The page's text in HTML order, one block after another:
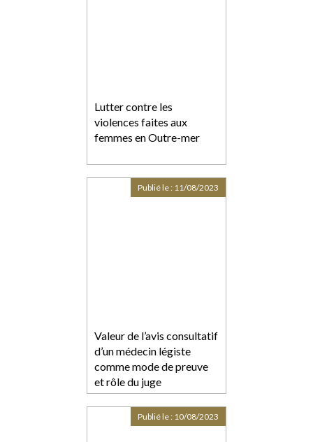
Lutter contre les
violences faites aux
femmes en Outre-mer
Valeur de l’avis consultatif
d’un médecin légiste
comme mode de preuve
et rôle du juge
Publié le : 11/08/2023
Publié le : 10/08/2023